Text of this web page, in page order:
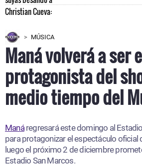
MÚSICA
Maná volverá a ser
protagonista del
medio tiempo del
Manáregresará este domingo al
para protagonizar el espectáculo oficial
luego el próximo 2 de diciembre
Estadio San Marcos.